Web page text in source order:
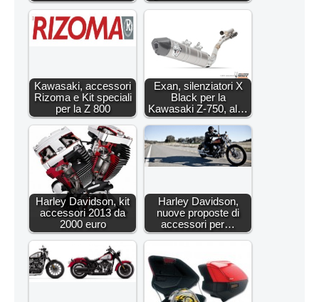
Kawasaki, accessori
Rizoma e Kit speciali
per la Z 800
Exan, silenziatori X
Black per la
Kawasaki Z-750, al…
Harley Davidson, kit
accessori 2013 da
2000 euro
Harley Davidson,
nuove proposte di
accessori per…